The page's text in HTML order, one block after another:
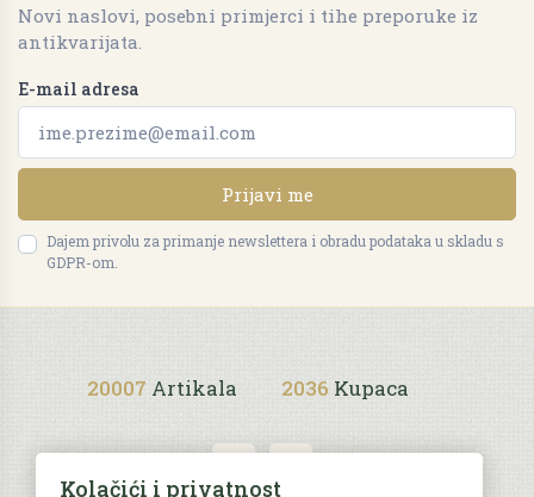
Novi naslovi, posebni primjerci i tihe preporuke iz
antikvarijata.
E-mail adresa
Prijavi me
Dajem privolu za primanje newslettera i obradu podataka u skladu s
GDPR-om.
20007 Artikala 2036 Kupaca
Kolačići i privatnost